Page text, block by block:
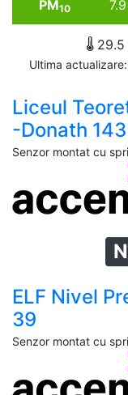
PM10 7.9
29.5
Ultima
Liceul
-Donath 143
Senzor montat cu
ELF Nivel
39
Senzor montat cu